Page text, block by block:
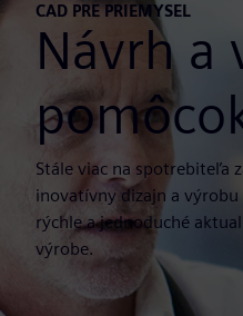
CAD PRE PRIEMYSEL
Návrh a
Stále viac na spotrebiteľa
inovatívny dizajn a
rýchle a jednoduché
výrobe.